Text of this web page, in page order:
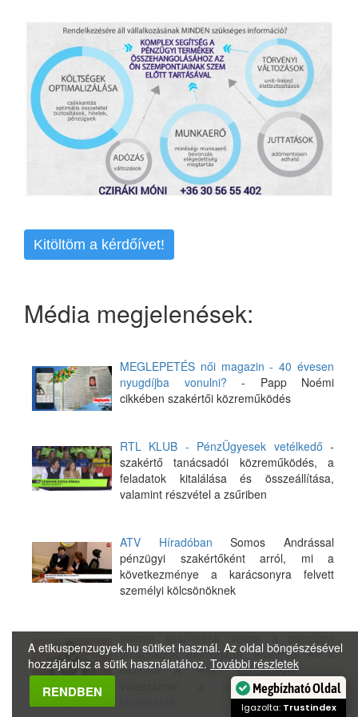
Kitöltöm a kérdőívet!
Média megjelenések:
MEGLEPETÉS női magazin - 40 évesen
nyugdíjba vonulni? - Papp Noémi
cikkében szakértői közreműködés
RTL KLUB - PénzÜgyesek vetélkedő -
szakértő tanácsadói közreműködés, a
feladatok kitalálása és összeállítása,
valamint részvétel a zsűriben
ATV Híradóban Somos Andrással
pénzügyi szakértőként arról, mi a
következménye a karácsonyra felvett
személyi kölcsönöknek
tanácsadók munkájáról, elveimről és a
NOK-ról A feltett kérdésekre adott
bdpst24.hu oldalán
A etikuspenzugyek.hu sütiket használ. Az oldal böngészésével
hozzájárulsz a sütik használatához. További részletek
RENDBEN Megbízható Oldal
Igazolta: Trustindex